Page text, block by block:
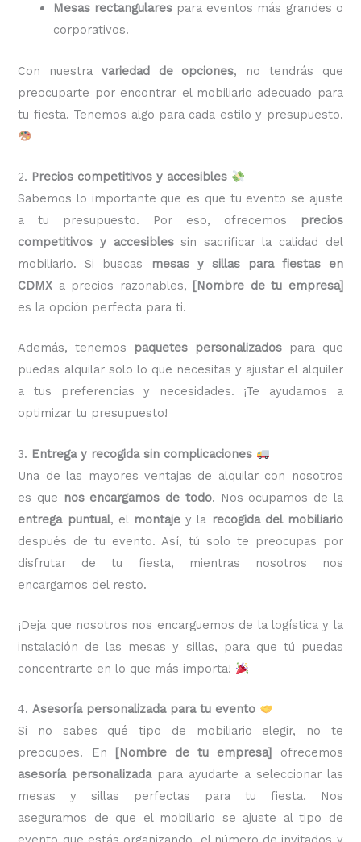
Mesas rectangulares para eventos más grandes o
corporativos.
Con nuestra variedad de opciones, no tendrás que
preocuparte por encontrar el mobiliario adecuado para
tu fiesta. Tenemos algo para cada estilo y presupuesto.
2. Precios competitivos y accesibles
Sabemos lo importante que es que tu evento se ajuste
a tu presupuesto. Por eso, ofrecemos
precios
competitivos y accesiblessin sacrificar la calidad del
mobiliario. Si buscas
mesas y sillas para fiestas en
CDMX a precios razonables, [Nombre de tu empresa]
es la opción perfecta para ti.
Además, tenemos paquetes personalizadospara que
puedas alquilar solo lo que necesitas y ajustar el alquiler
a tus preferencias y necesidades. ¡Te ayudamos a
optimizar tu presupuesto!
3. Entrega y recogida sin complicaciones
Una de las mayores ventajas de alquilar con nosotros
es que nos encargamos de todo. Nos ocupamos de la
entrega puntual, el montajey la recogida del mobiliario
después de tu evento. Así, tú solo te preocupas por
disfrutar de tu fiesta, mientras nosotros nos
encargamos del resto.
¡Deja que nosotros nos encarguemos de la logística y la
instalación de las mesas y sillas, para que tú puedas
concentrarte en lo que más importa!
4.Asesoría personalizada para tu evento
Si no sabes qué tipo de mobiliario elegir, no te
preocupes. En
[Nombre de tu empresa]
ofrecemos
asesoría personalizadapara ayudarte a seleccionar las
mesas y sillas perfectas para tu fiesta. Nos
aseguramos de que el mobiliario se ajuste al tipo de